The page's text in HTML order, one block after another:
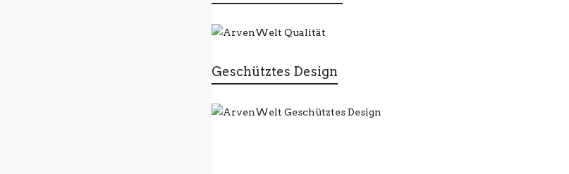
Geschütztes Design